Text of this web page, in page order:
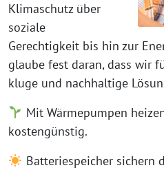
Klimaschutz über
soziale
Gerechtigkeit bis hin zur
glaube fest daran, dass wir
kluge und nachhaltige
Mit Wärmepumpen
kostengünstig.
Batteriespeicher sichern